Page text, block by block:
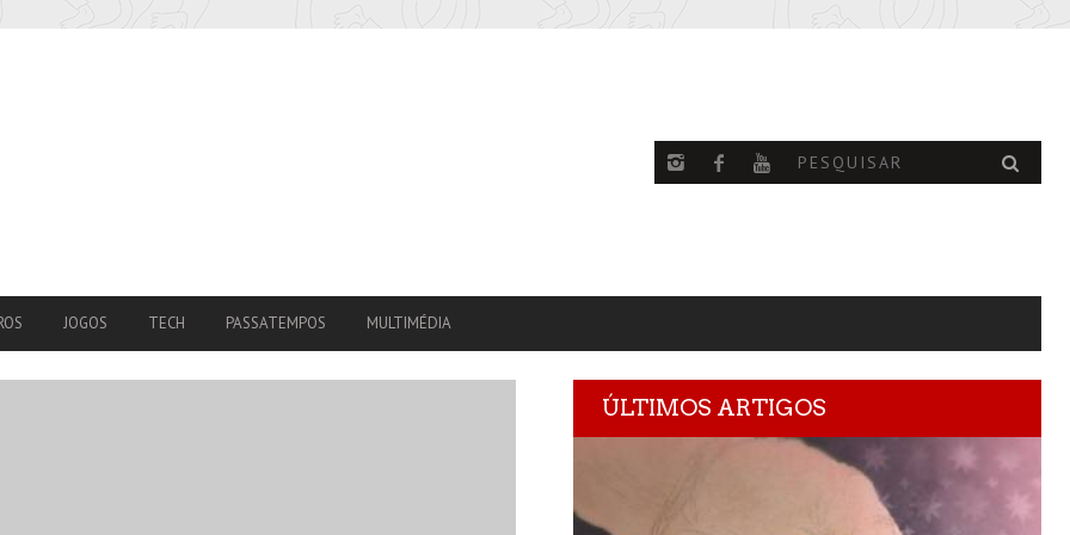
JOGOS TECH PASSATEMPOS MULTIMÉDIA
ÚLTIMOS ARTIGOS